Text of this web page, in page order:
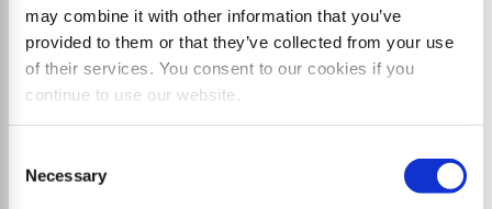
may combine it with other information that you’ve
provided to them or that they’ve collected from your use
of their services. You consent to our cookies if you
continue to use our website.
Selection
Necessary
мощностью 180–310 л.с.